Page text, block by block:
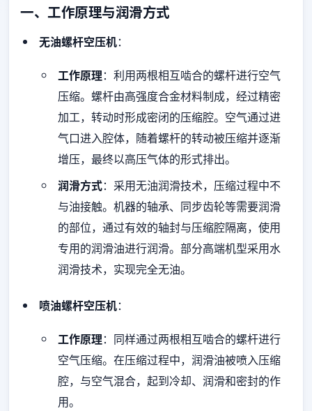
一、工作原理与润滑方式
无油螺杆空压机：
工作原理：利用两根相互啮合的螺杆进行空气
压缩。螺杆由高强度合金材料制成，经过精密
加工，转动时形成密闭的压缩腔。空气通过进
气口进入腔体，随着螺杆的转动被压缩并逐渐
增压，最终以高压气体的形式排出。
润滑方式：采用无油润滑技术，压缩过程中不
与油接触。机器的轴承、同步齿轮等需要润滑
的部位，通过有效的轴封与压缩腔隔离，使用
专用的润滑油进行润滑。部分高端机型采用水
润滑技术，实现完全无油。
喷油螺杆空压机：
工作原理：同样通过两根相互啮合的螺杆进行
空气压缩。在压缩过程中，润滑油被喷入压缩
腔，与空气混合，起到冷却、润滑和密封的作
用。